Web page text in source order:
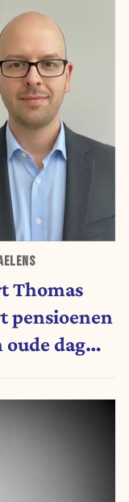
Thomas
pensioenen
dag